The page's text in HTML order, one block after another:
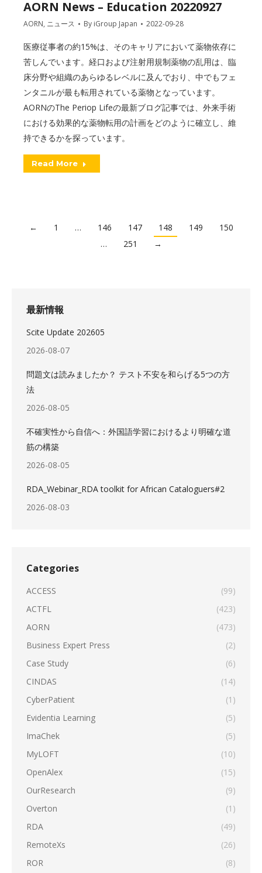
AORN News – Education 20220927
AORN, ニュース By iGroup Japan 2022-09-28
医療従事者の約15%は、そのキャリアにおいて薬物依存に
苦しんでいます。経口および注射用規制薬物の乱用は、臨
床分野や組織のあらゆるレベルに及んでおり、中でもフェ
ンタニルが最も転用されている薬物となっています。
AORNのThe Periop Lifeの最新ブログ記事では、外来手術
における効果的な薬物転用の計画をどのように確立し、維
持できるかを探っています。
Read More
← 1 … 146 147 148 149
150
…
251 →
最新情報
Scite Update 202605
2026-08-07
問題文は読みましたか？ テスト不安を和らげる5つの方
法
2026-08-05
不確実性から自信へ：外国語学習におけるより明確な道
筋の構築
2026-08-05
RDA_Webinar_RDA toolkit for African Cataloguers#2
2026-08-03
Categories
ACCESS
(99)
ACTFL
(423)
AORN
(473)
Business Expert Press
(2)
Case Study
(6)
CINDAS
(14)
CyberPatient
(1)
Evidentia Learning
(5)
ImaChek
(5)
MyLOFT
(10)
OpenAlex
(15)
OurResearch
(9)
Overton
(1)
RDA
(49)
RemoteXs
(26)
ROR
(8)